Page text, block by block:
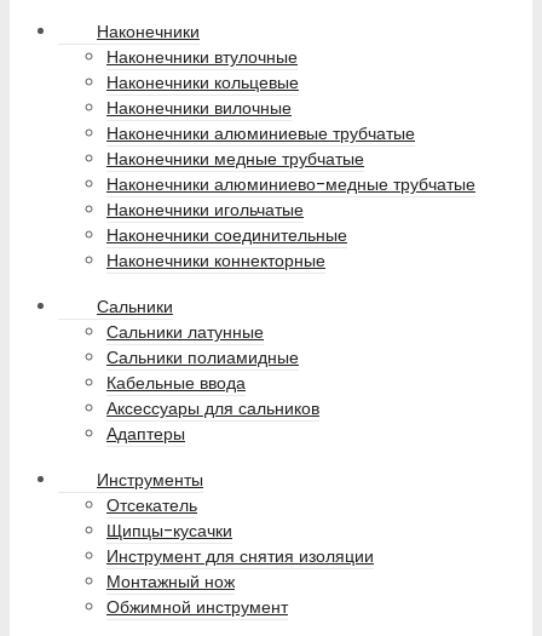
Наконечники
Наконечники втулочные
Наконечники кольцевые
Наконечники вилочные
Наконечники алюминиевые трубчатые
Наконечники медные трубчатые
Наконечники алюминиево-медные трубчатые
Наконечники игольчатые
Наконечники соединительные
Наконечники коннекторные
Сальники
Сальники латунные
Сальники полиамидные
Кабельные ввода
Аксессуары для сальников
Адаптеры
Инструменты
Отсекатель
Щипцы-кусачки
Инструмент для снятия изоляции
Монтажный нож
Обжимной инструмент